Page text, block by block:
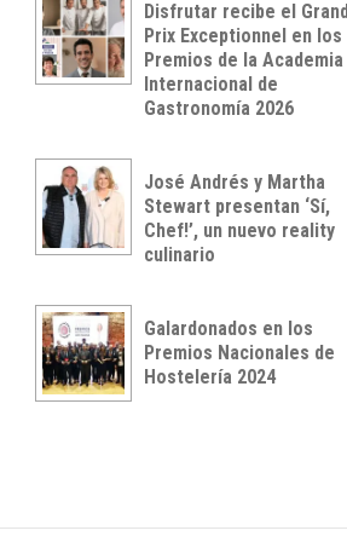
Disfrutar recibe el Grand
Prix Exceptionnel en los
Premios de la Academia
Internacional de
Gastronomía 2026
José Andrés y Martha
Stewart presentan ‘Sí,
Chef!’, un nuevo reality
culinario
Galardonados en los
Premios Nacionales de
Hostelería 2024